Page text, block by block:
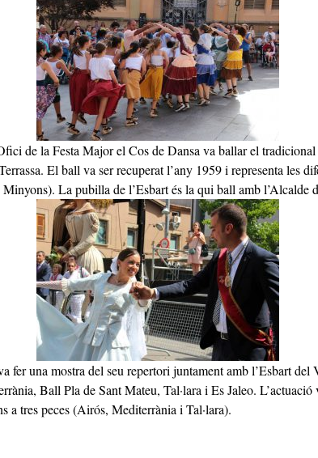
de la Festa Major el Cos de Dansa va ballar el
El ball va ser recuperat l’any 1959 i representa les
La pubilla de l’Esbart és la qui ball amb l’Alcalde
fer una mostra del seu repertori juntament amb l’Esbart del
Ball Pla de Sant Mateu, Tal·lara i Es Jaleo. L’actuació
a tres peces (Airós, Mediterrània i Tal·lara).